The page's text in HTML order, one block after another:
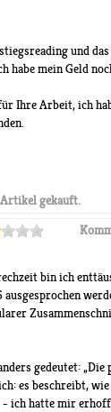
und
habe mein Geld
Ihre Arbeit, ich
Artikel gekauft.
bin ich
gedeutet:
es beschreibt, wie
- ich hatte mir